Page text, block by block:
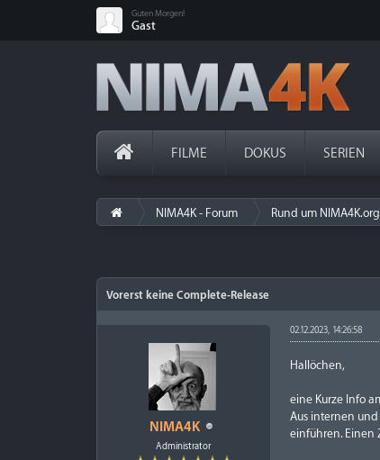
Guten Morgen!
Gast
FILME DOKUS SERIEN
NIMA4K - Forum Rund um NIMA4K.org
Vorerst keine Complete-Release
NIMA4K
Administrator
02.12.2023, 14:26:58
Hallöchen,
eine Kurze Info
Aus internen
einführen. Einen